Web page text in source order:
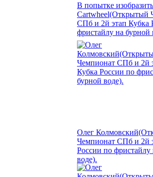
В попытке изобразить
Cartwheel(Открытый
СПб и 2й этап Кубка
фристайлу на бурной
Олег
Чемпионат СПб и 2й
России по фристайлу
воде).